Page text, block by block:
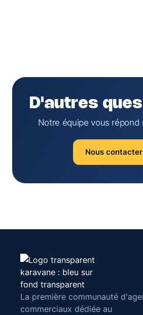
D'autres
Notre équipe vous répond
Nous contacter
La première communauté
commerciaux dédiée au